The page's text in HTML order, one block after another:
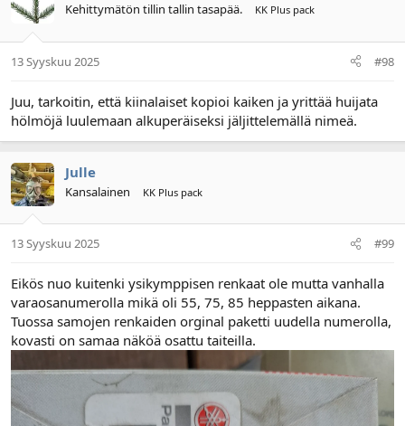
Shaft Good Quality Outboard Marine Boat Motor -
30hp outboard Marine Boat Motor 30hp Boat
Motor outboard Engine Marine long Shaft
Kehittymätön tillin tallin tasapää. KK Plus pack
13 Syyskuu 2025 #98
Juu, tarkoitin, että kiinalaiset kopioi kaiken ja yrittää huijata
hölmöjä luulemaan alkuperäiseksi jäljittelemällä nimeä.
Julle
Kansalainen KK Plus pack
13 Syyskuu 2025 #99
Eikös nuo kuitenki ysikymppisen renkaat ole mutta vanhalla
varaosanumerolla mikä oli 55, 75, 85 heppasten aikana.
Tuossa samojen renkaiden orginal paketti uudella numerolla,
kovasti on samaa näköä osattu taiteilla.